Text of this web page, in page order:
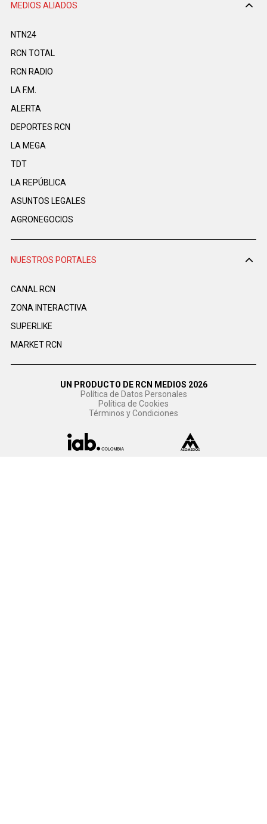
MEDIOS ALIADOS
NTN24
RCN TOTAL
RCN RADIO
LA F.M.
ALERTA
DEPORTES RCN
LA MEGA
TDT
LA REPÚBLICA
ASUNTOS LEGALES
AGRONEGOCIOS
NUESTROS PORTALES
CANAL RCN
ZONA INTERACTIVA
SUPERLIKE
MARKET RCN
UN PRODUCTO DE RCN MEDIOS 2026
Política de Datos Personales
Política de Cookies
Términos y Condiciones